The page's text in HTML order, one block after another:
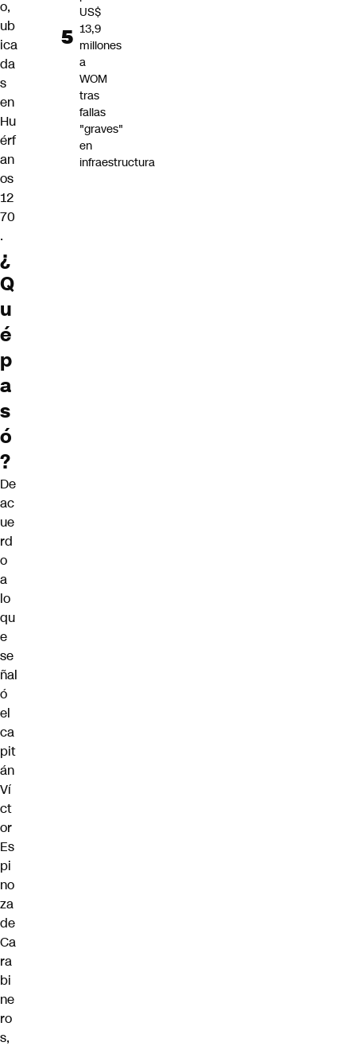
o,
ub
ica
da
s
en
Hu
érf
an
os
12
70
.
¿
Q
u
é
p
a
s
ó
?
De
ac
ue
rd
o
a
lo
qu
e
se
ñal
ó
el
ca
pit
án
Ví
ct
or
Es
pi
no
za
de
Ca
ra
bi
ne
ro
s,
US$
13,9
millones
a
WOM
tras
fallas
"graves"
en
infraestructura